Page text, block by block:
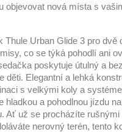
objevovat nová místa s
Thule Urban Glide 3 pro dvě
co se týká pohodlí ani
poskytuje útulný a
děti. Elegantní a lehká
s velkými koly a
hladkou a pohodlnou jízdu
Ať už se procházíte rušnými
nerovný terén, tento